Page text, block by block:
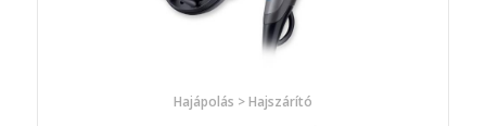
Hajápolás > Hajszárító